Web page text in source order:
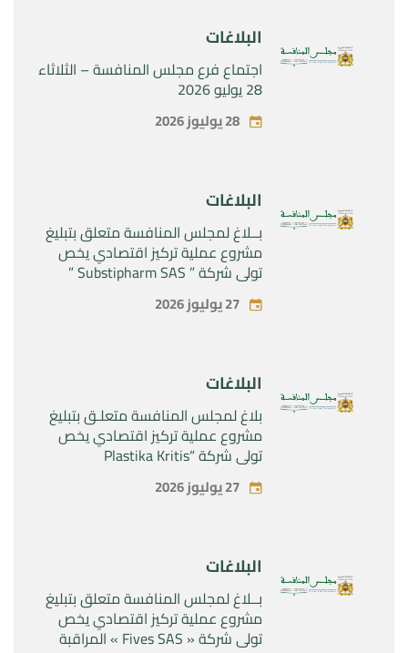
البلاغات
اجتماع فرع مجلس المنافسة – الثلاثاء
28 يوليو 2026
28 يوليوز 2026
البلاغات
بــلاغ لمجلس المنافسة متعلق بتبليغ
مشروع عملية تركيز اقتصادي يخص
تولي شركة ” Substipharm SAS ”
المراقبة الحصرية للأصول والحقوق
المتعلقة بالمنتجين الصيدلانيين”
27 يوليوز 2026
البلاغات
بلاغ لمجلس المنافسة متعلـق بتبليغ
مشروع عملية تركيز اقتصادي يخص
تولي شركة “Plastika Kritis
SA”المراقبة الحصرية لشركة
“Naturplas Industrial SARL” 27 يوليوز 2026
البلاغات
بــلاغ لمجلس المنافسة متعلق بتبليغ
مشروع عملية تركيز اقتصادي يخص
تولي شركة « Fives SAS » المراقبة